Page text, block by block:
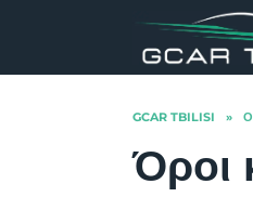
GCAR TBILISI »
Όροι